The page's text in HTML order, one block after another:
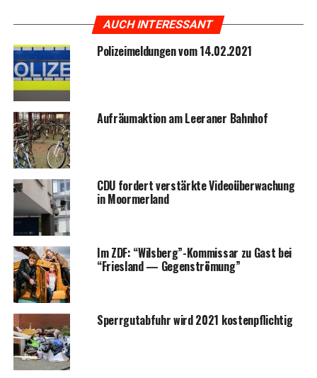
AUCH INTERESSANT
Poli­zei­mel­dun­gen vom 14.02.2021
Auf­räum­ak­ti­on am Leera­ner Bahnhof
CDU for­dert ver­stärk­te Video­über­wa­chung
in Moormerland
Im ZDF: “Wilsberg”-Kommissar zu Gast bei
“Fries­land — Gegenströmung”
Sperr­gut­ab­fuhr wird 2021 kostenpflichtig